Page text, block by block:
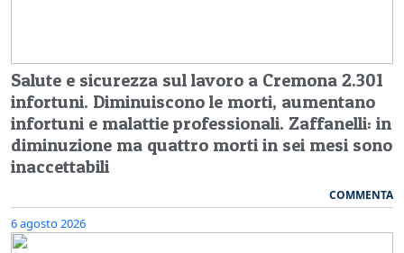
Salute e sicurezza sul lavoro a Cremona 2.301
infortuni. Diminuiscono le morti, aumentano
infortuni e malattie professionali. Zaffanelli: in
diminuzione ma quattro morti in sei mesi sono
inaccettabili
COMMENTA
6 agosto 2026